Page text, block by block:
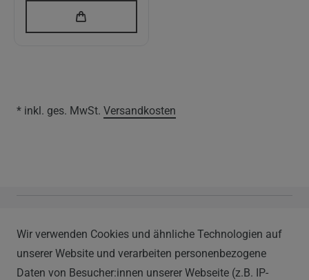
* inkl. ges. MwSt. Versandkosten
Im Hülsenfeld 9
40721 Hilden
Wir verwenden Cookies und ähnliche Technologien auf
unserer Website und verarbeiten personenbezogene
Daten von Besucher:innen unserer Webseite (z.B. IP-